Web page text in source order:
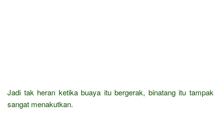
Jadi tak heran ketika buaya itu bergerak, binatang itu tampak
sangat menakutkan.